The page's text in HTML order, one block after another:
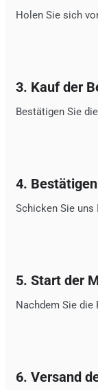
Holen Sie sich
3. Kauf der
Bestätigen Sie
4.
Schicken Sie uns
5. Start der
Nachdem Sie die
6. Versand